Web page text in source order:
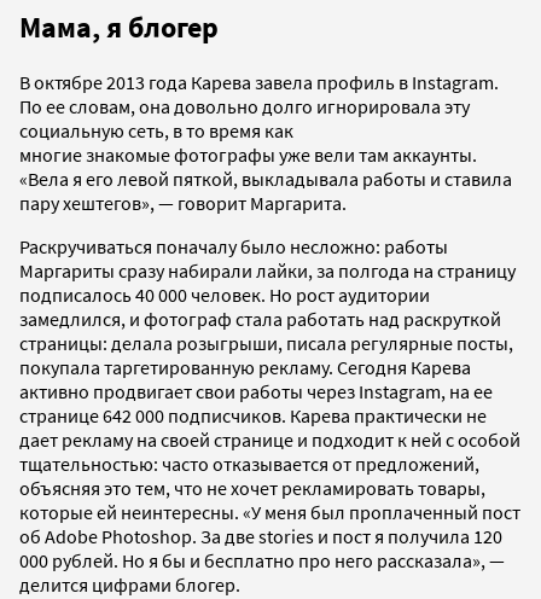
Мама, я блогер
В октябре 2013 года Карева завела профиль в Instagram.
По ее словам, она довольно долго игнорировала эту
социальную сеть, в то время как
многие знакомые фотографы уже вели там аккаунты.
«Вела я его левой пяткой, выкладывала работы и ставила
пару хештегов», — говорит Маргарита.
Раскручиваться поначалу было несложно: работы
Маргариты сразу набирали лайки, за полгода на страницу
подписалось 40 000 человек. Но рост аудитории
замедлился, и фотограф стала работать над раскруткой
страницы: делала розыгрыши, писала регулярные посты,
покупала таргетированную рекламу. Сегодня Карева
активно продвигает свои работы через Instagram, на ее
странице 642 000 подписчиков. Карева практически не
дает рекламу на своей странице и подходит к ней с особой
тщательностью: часто отказывается от предложений,
объясняя это тем, что не хочет рекламировать товары,
которые ей неинтересны. «У меня был проплаченный пост
об Adobe Photoshop. За две stories и пост я получила 120
000 рублей. Но я бы и бесплатно про него рассказала», —
делится цифрами блогер.